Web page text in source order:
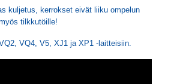
kuljetus, kerrokset eivät liiku ompelun
tilkkutöille!
VQ4, V5, XJ1 ja XP1 -laitteisiin.